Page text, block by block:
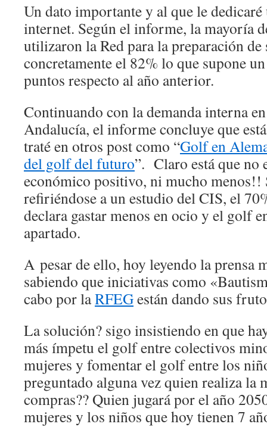
Un dato importante y al que le dedicaré
internet. Según el informe, la mayoría
utilizaron la Red para la preparación de
concretamente el 82% lo que supone
puntos respecto al año anterior.
Continuando con la demanda interna
Andalucía, el informe concluye que
traté en otros post como “Golf en
del golf del futuro”. Claro está que no
económico positivo, ni mucho menos!!
refiriéndose a un estudio del CIS, el
declara gastar menos en ocio y el golf
apartado.
A pesar de ello, hoy leyendo la prensa
sabiendo que iniciativas como
cabo por laRFEGestán dando sus
La solución? sigo insistiendo en que
más ímpetu el golf entre colectivos
mujeres y fomentar el golf entre los
preguntado alguna vez quien realiza la
compras?? Quien jugará por el año
mujeres y los niños que hoy tienen 7